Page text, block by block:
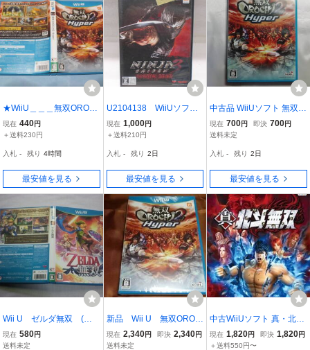
★WiiU＿＿＿無双OROC
HI2 Hyper＿＿＿無双オロ
チ2
現在 440円
＋送料230円
入札 - 残り 4時間
最安値を見る
U2104138 WiiUソフ
ト ニンジャ ガイデン3
現状品
現在 1,000円
＋送料210円
入札 - 残り 2日
最安値を見る
中古品 WiiUソフト 無双O
ROCHI2 Hyper
現在 700円 即決 700円
送料未定
入札 - 残り 2日
最安値を見る
Wii U ゼルダ無双 (ケ
ース・操作説明シート付)
現在 580円
送料未定
新品 Wii U 無双OROC
HI2 Hyper
現在 2,340円 即決 2,340円
送料未定
中古WiiUソフト 真・北斗
無双
現在 1,820円 即決 1,820円
＋送料550円〜